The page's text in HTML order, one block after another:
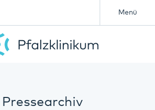
Menü
Pressearchiv